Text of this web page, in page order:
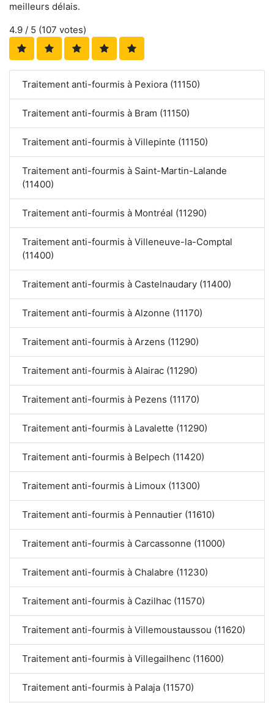
meilleurs délais.
4.9 / 5 (107 votes)
Traitement anti-fourmis à Pexiora (11150)
Traitement anti-fourmis à Bram (11150)
Traitement anti-fourmis à Villepinte (11150)
Traitement anti-fourmis à Saint-Martin-Lalande
(11400)
Traitement anti-fourmis à Montréal (11290)
Traitement anti-fourmis à Villeneuve-la-Comptal
(11400)
Traitement anti-fourmis à Castelnaudary (11400)
Traitement anti-fourmis à Alzonne (11170)
Traitement anti-fourmis à Arzens (11290)
Traitement anti-fourmis à Alairac (11290)
Traitement anti-fourmis à Pezens (11170)
Traitement anti-fourmis à Lavalette (11290)
Traitement anti-fourmis à Belpech (11420)
Traitement anti-fourmis à Limoux (11300)
Traitement anti-fourmis à Pennautier (11610)
Traitement anti-fourmis à Carcassonne (11000)
Traitement anti-fourmis à Chalabre (11230)
Traitement anti-fourmis à Cazilhac (11570)
Traitement anti-fourmis à Villemoustaussou (11620)
Traitement anti-fourmis à Villegailhenc (11600)
Traitement anti-fourmis à Palaja (11570)